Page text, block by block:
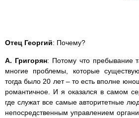
Отец Георгий: Почему?
А. Григорян: Потому что пребывание
многие проблемы, которые
тогда было 20 лет – то есть вполне
романтичное. И я оказался в самом
где служат все самые авторитетные
непосредственным управлением